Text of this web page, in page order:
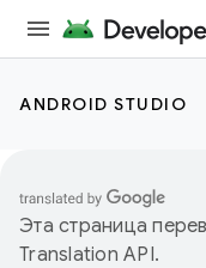
ANDROID STUDIO
Эта страница
Translation API.